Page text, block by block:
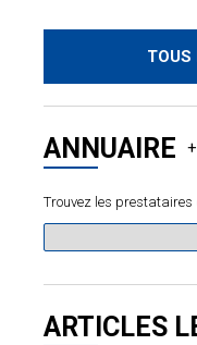
TOUS
ANNUAIRE
Trouvez les prestataires
ARTICLES